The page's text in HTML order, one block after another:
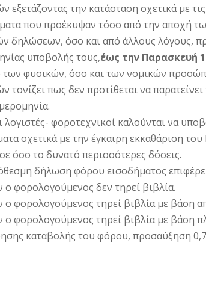
εξετάζοντας την κατάσταση σχετικά με
που προέκυψαν τόσο από την αποχή
δηλώσεων, όσο και από άλλους λόγους,
υποβολής τους,έως την Παρασκευή
φυσικών, όσο και των νομικών
τονίζει πως δεν προτίθεται να
φοροτεχνικοί καλούνται να
σχετικά με την έγκαιρη εκκαθάριση
όσο το δυνατό περισσότερες δόσεις.
δήλωση φόρου εισοδήματος
φορολογούμενος δεν τηρεί βιβλία.
φορολογούμενος τηρεί βιβλία με βάση
φορολογούμενος τηρεί βιβλία με βάση
καταβολής του φόρου, προσαύξηση